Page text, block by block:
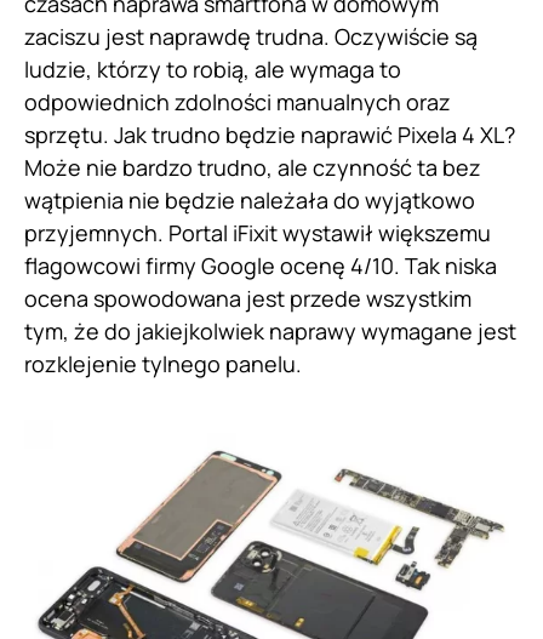
zaciszu jest naprawdę trudna. Oczywiście są
ludzie, którzy to robią, ale wymaga to
odpowiednich zdolności manualnych oraz
sprzętu. Jak trudno będzie naprawić Pixela 4 XL?
Może nie bardzo trudno, ale czynność ta bez
wątpienia nie będzie należała do wyjątkowo
przyjemnych. Portal iFixit wystawił większemu
flagowcowi firmy Google ocenę 4/10. Tak niska
ocena spowodowana jest przede wszystkim
tym, że do jakiejkolwiek naprawy wymagane jest
rozklejenie tylnego panelu.